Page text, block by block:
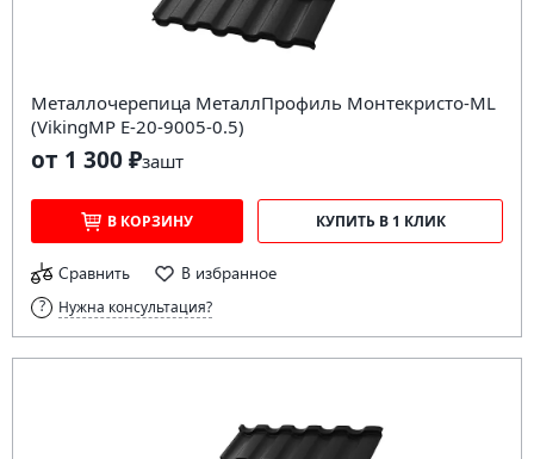
Металлочерепица МеталлПрофиль Монтекристо-ML
(VikingMP E-20-9005-0.5)
от 1 300 ₽зашт
В КОРЗИНУ КУПИТЬ В 1 КЛИК
Сравнить В избранное
Нужна консультация?